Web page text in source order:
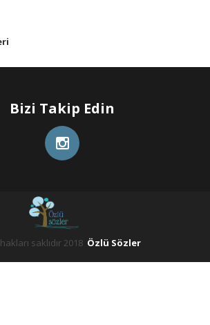
Bizi Takip Edin
saklıdır 2018 Özlü Sözler